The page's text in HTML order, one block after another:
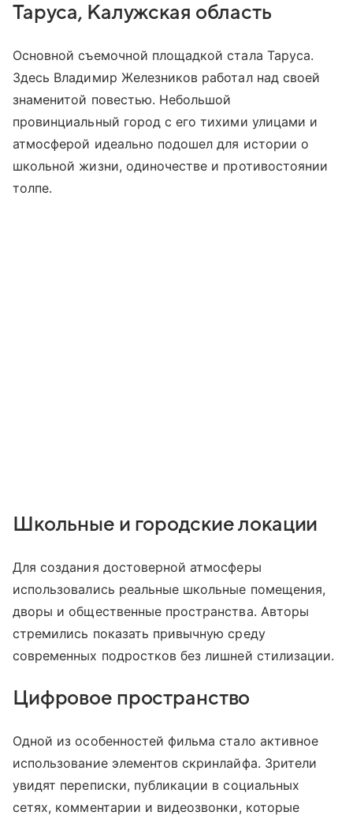
Таруса, Калужская область
Основной съемочной площадкой стала Таруса.
Здесь Владимир Железников работал над своей
знаменитой повестью. Небольшой
провинциальный город с его тихими улицами и
атмосферой идеально подошел для истории о
школьной жизни, одиночестве и противостоянии
толпе.
Школьные и городские локации
Для создания достоверной атмосферы
использовались реальные школьные помещения,
дворы и общественные пространства. Авторы
стремились показать привычную среду
современных подростков без лишней стилизации.
Цифровое пространство
Одной из особенностей фильма стало активное
использование элементов скринлайфа. Зрители
увидят переписки, публикации в социальных
сетях, комментарии и видеозвонки, которые